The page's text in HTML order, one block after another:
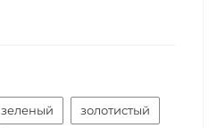
зеленый золотистый